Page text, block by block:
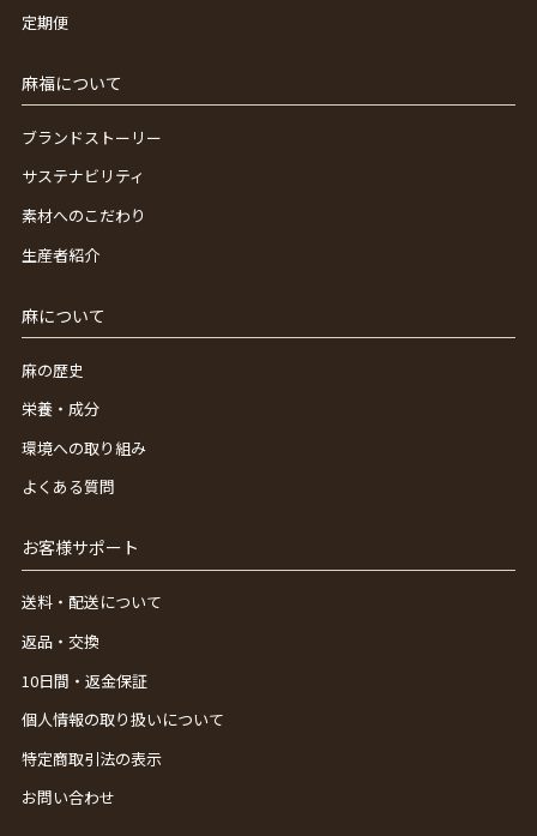
定期便
麻福について
ブランドストーリー
サステナビリティ
素材へのこだわり
生産者紹介
麻について
麻の歴史
栄養・成分
環境への取り組み
よくある質問
お客様サポート
送料・配送について
返品・交換
10日間・返金保証
個人情報の取り扱いについて
特定商取引法の表示
お問い合わせ